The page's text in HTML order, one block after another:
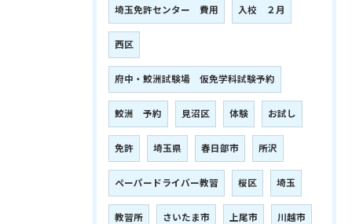
埼玉免許センター 費用 入校 ２月
西区
府中・鮫洲試験場 仮免学科試験予約
鮫洲 予約 見沼区 体験 お試し
免許 埼玉県 春日部市 所沢
ペーパードライバー教習 桜区 埼玉
教習所 さいたま市 上尾市 川越市